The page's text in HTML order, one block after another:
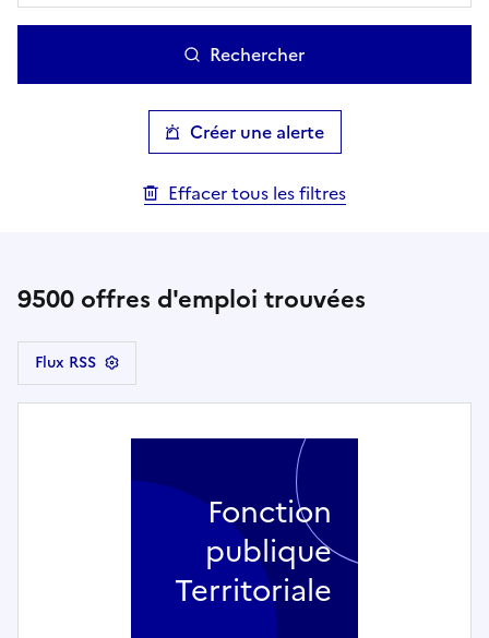
Rechercher
Créer une alerte
Effacer tous les filtres
9500 offres d'emploi trouvées
Flux RSS
Fonction
publique
Territoriale